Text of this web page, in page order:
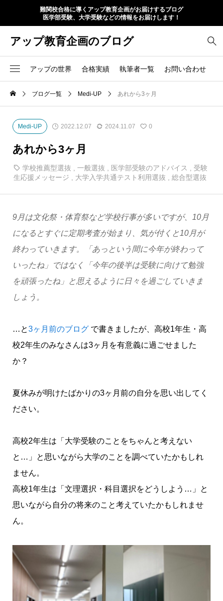
難関校合格に導くアップ教育企画がお届けするブログ
医学部受験、大学受験などの情報をお届けします！
アップ教育企画のブログ
アップの世界 合格実績 執筆者一覧 お問い合わせ
ブログ一覧 Medi-UP あれから3ヶ月
Medi-UP 2022.12.07 2024.11.07 0
あれから3ヶ月
学校推薦型選抜 一般選抜 医学部受験のアドバイス
受験
生応援メッセージ , 大学入学共通テスト利用選抜 , 総合型選抜
9月は文化祭・体育祭など学校行事が多いですが、10月
になるとすぐに定期考査が始まり、気が付くと10月が
終わっていきます。「あっという間に今年が終わって
いったね」ではなく「今年の後半は受験に向けて勉強
を頑張ったね」と思えるように日々を過ごしていきま
しょう。
…と3ヶ月前のブログ で書きましたが、高校1年生・高
校2年生のみなさんは3ヶ月を有意義に過ごせました
か？
夏休みが明けたばかりの3ヶ月前の自分を思い出してく
ださい。
高校2年生は「大学受験のことをちゃんと考えない
と…」と思いながら大学のことを調べていたかもしれ
ません。
高校1年生は「文理選択・科目選択をどうしよう…」と
思いながら自分の将来のこと考えていたかもしれませ
ん。